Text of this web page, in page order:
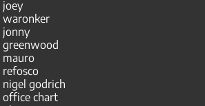
joey
waronker
jonny
greenwood
mauro
refosco
nigel godrich
office chart